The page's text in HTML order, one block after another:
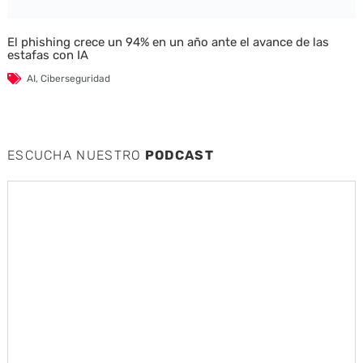
El phishing crece un 94% en un año ante el avance de las
estafas con IA
AI, Ciberseguridad
ESCUCHA NUESTRO PODCAST